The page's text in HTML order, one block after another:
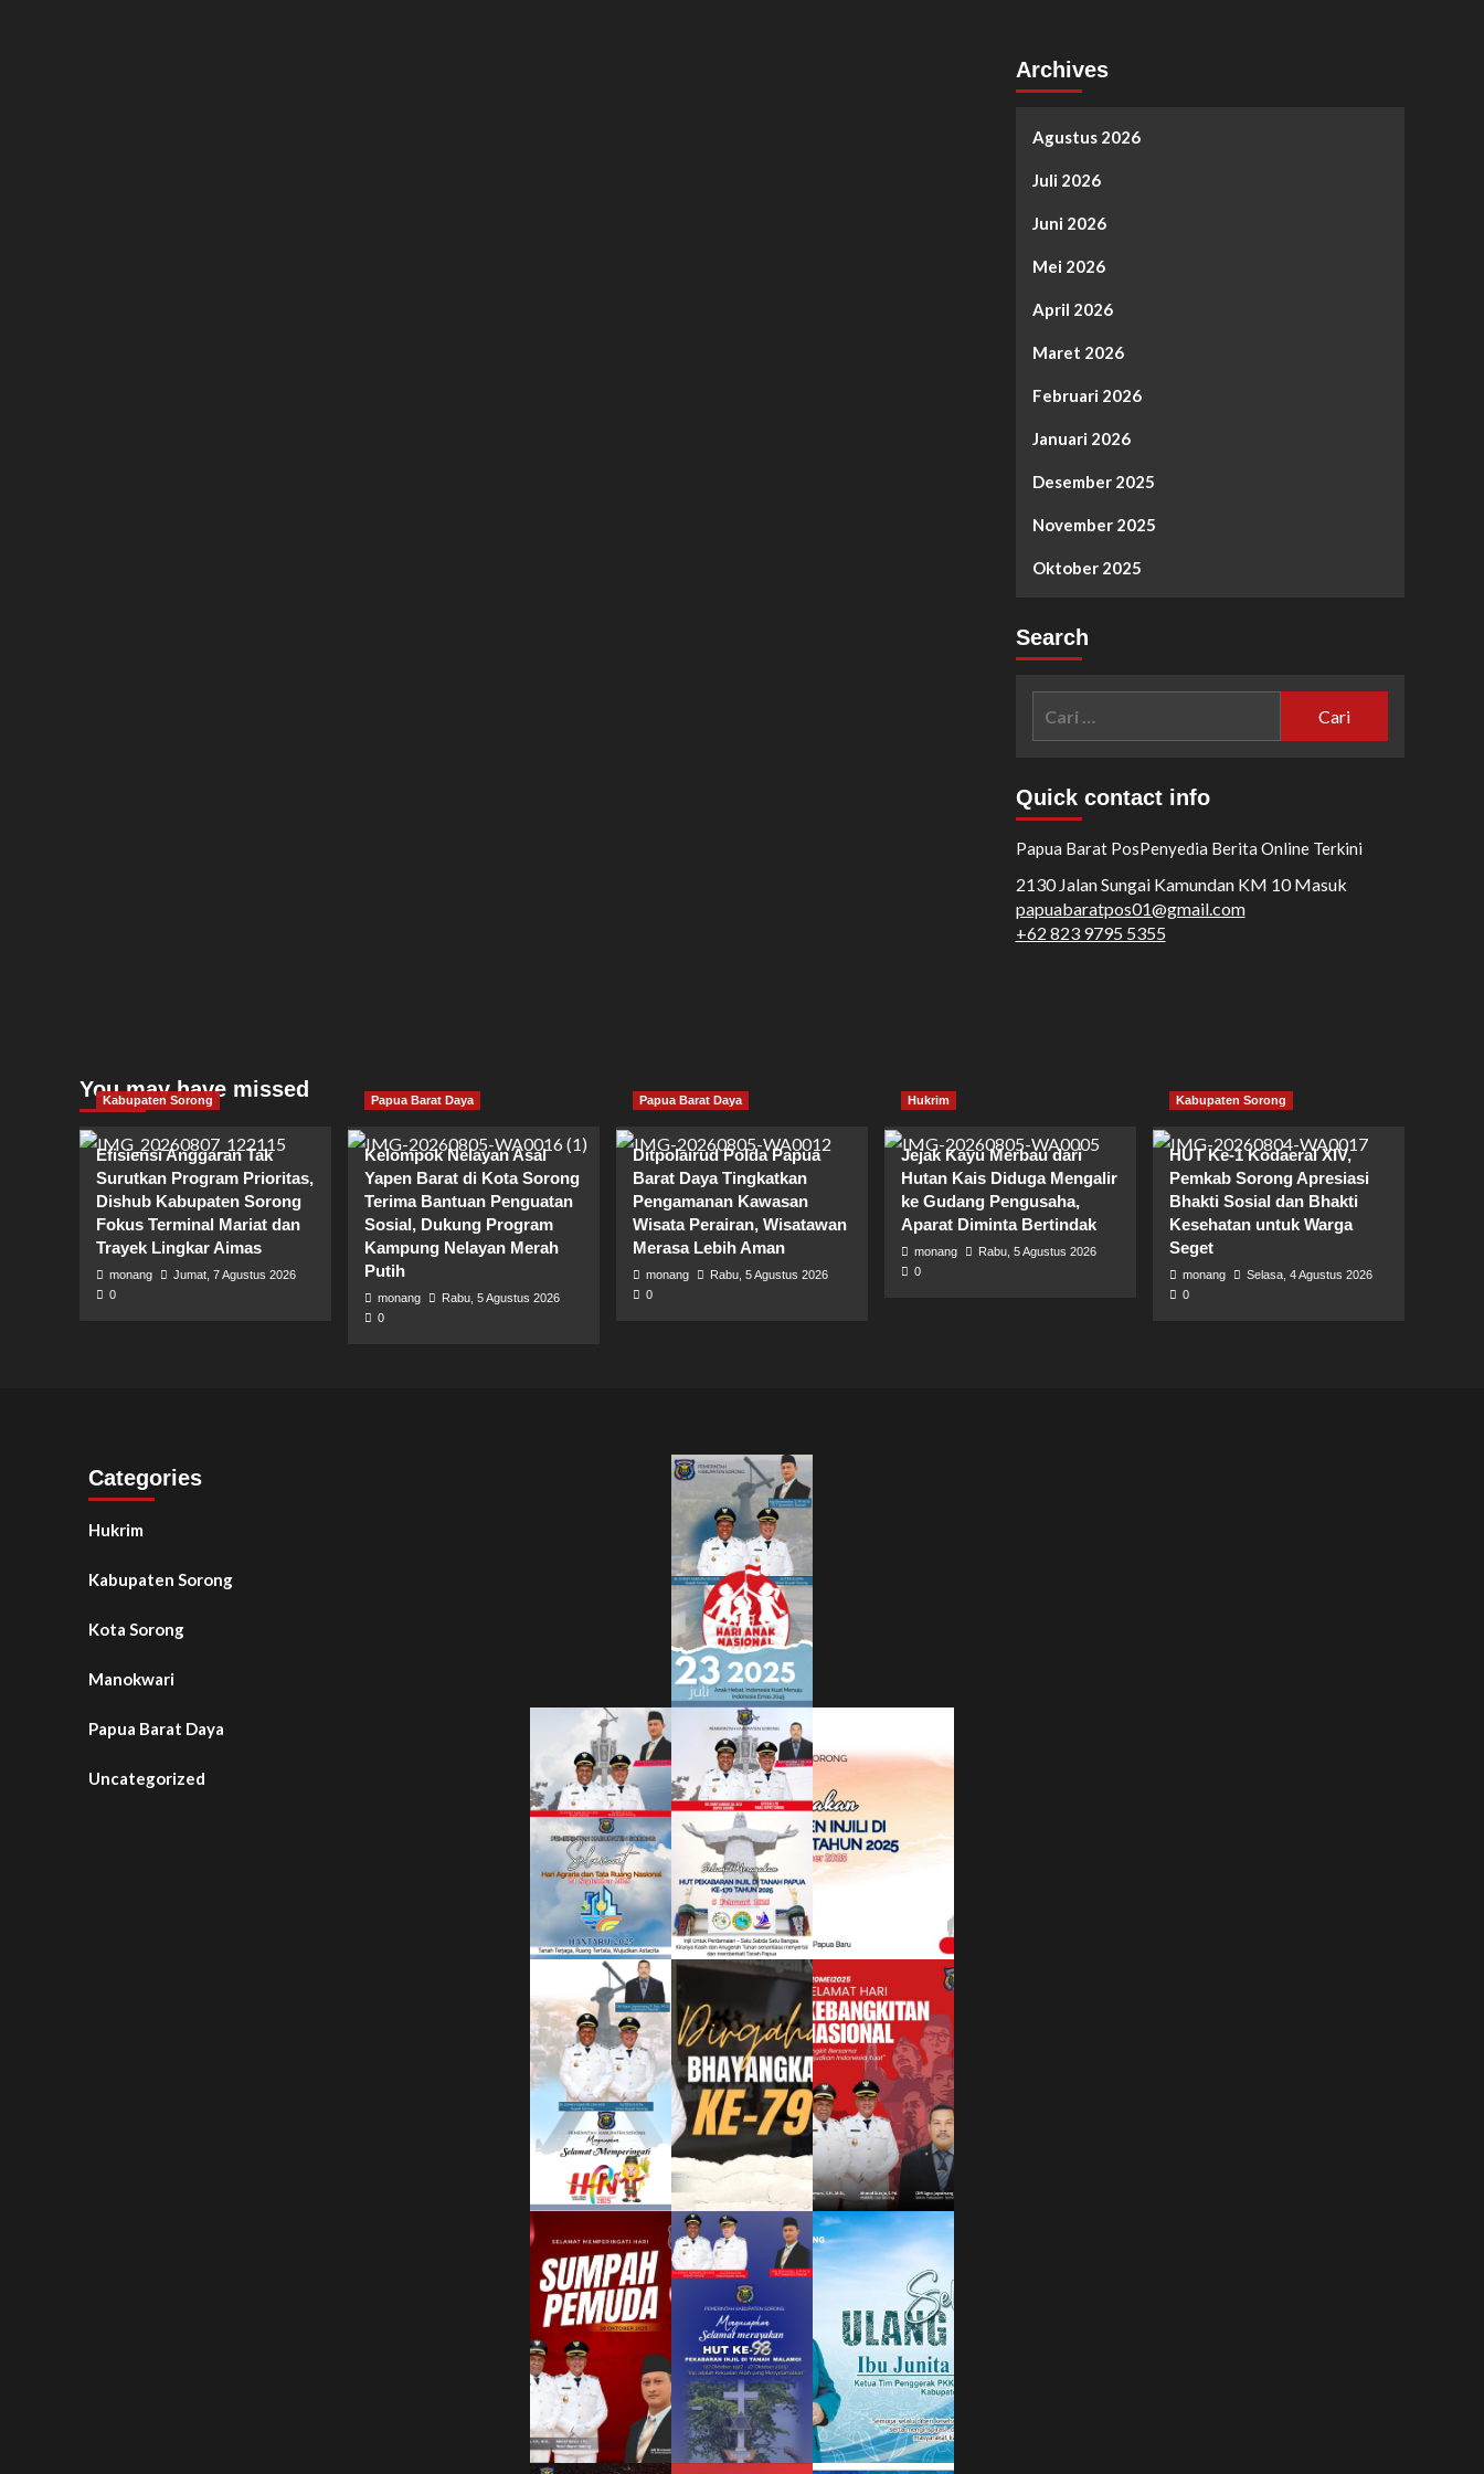
Archives
Agustus 2026
Juli 2026
Juni 2026
Mei 2026
April 2026
Maret 2026
Februari 2026
Januari 2026
Desember 2025
November 2025
Oktober 2025
Search
Quick contact info
Papua Barat PosPenyedia Berita Online Terkini
2130 Jalan Sungai Kamundan KM 10 Masuk
papuabaratpos01@gmail.com
+62 823 9795 5355
You may have missed
Kabupaten Sorong
Efisiensi Anggaran Tak
Surutkan Program Prioritas,
Dishub Kabupaten Sorong
Fokus Terminal Mariat dan
Trayek Lingkar Aimas
monang
Jumat, 7 Agustus 2026
0
Papua Barat Daya
Kelompok Nelayan Asal
Yapen Barat di Kota Sorong
Terima Bantuan Penguatan
Sosial, Dukung Program
Kampung Nelayan Merah
Putih
monang
Rabu, 5 Agustus 2026
0
Papua Barat Daya
Ditpolairud Polda Papua
Barat Daya Tingkatkan
Pengamanan Kawasan
Wisata Perairan, Wisatawan
Merasa Lebih Aman
monang
Rabu, 5 Agustus 2026
0
Hukrim
Jejak Kayu Merbau dari
Hutan Kais Diduga Mengalir
ke Gudang Pengusaha,
Aparat Diminta Bertindak
monang
Rabu, 5 Agustus 2026
0
Kabupaten Sorong
HUT Ke-1 Kodaeral XIV,
Pemkab Sorong Apresiasi
Bhakti Sosial dan Bhakti
Kesehatan untuk Warga
Seget
monang
Selasa, 4 Agustus 2026
0
Categories
Hukrim
Kabupaten Sorong
Kota Sorong
Manokwari
Papua Barat Daya
Uncategorized